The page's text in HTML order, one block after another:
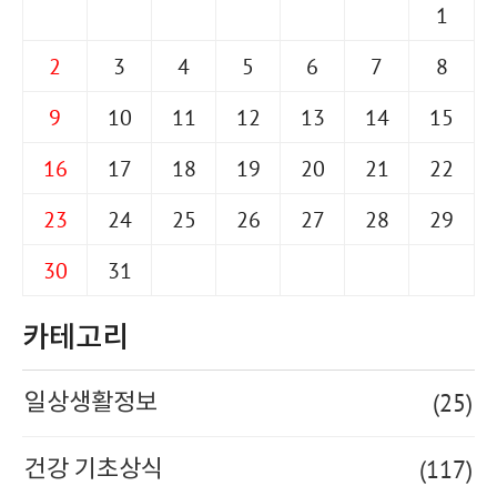
1
2
3 4 5 6 7
8
9
10 11 12 13 14
15
16
17 18 19 20 21
22
23
24 25 26 27 28
29
30
31
카테고리
일상생활정보 (25)
건강 기초상식 (117)